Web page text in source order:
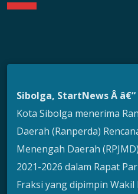
Sibolga, StartNews Â â€“
Kota Sibolga menerima
Daerah (Ranperda)
Menengah Daerah
2021-2026 dalam Rapat
Fraksi yang dipimpin Wakil